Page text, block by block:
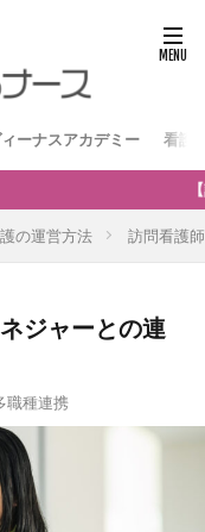
ーナスアカデミー 看護
オンラインセミナー「訪
の運営方法 訪問看護
ジャーとの連
職種連携